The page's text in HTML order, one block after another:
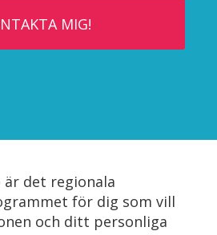
är det regionala
för dig som vill
och ditt personliga